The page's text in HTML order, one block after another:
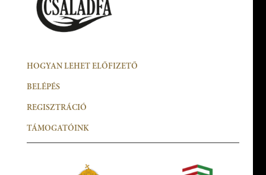
HOGYAN LEHET ELŐFIZETŐ
BELÉPÉS
REGISZTRÁCIÓ
TÁMOGATÓINK